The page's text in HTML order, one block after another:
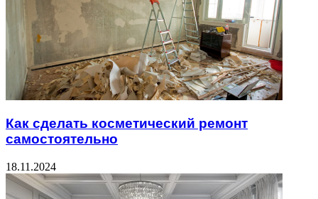
Как сделать косметический ремонт
самостоятельно
18.11.2024